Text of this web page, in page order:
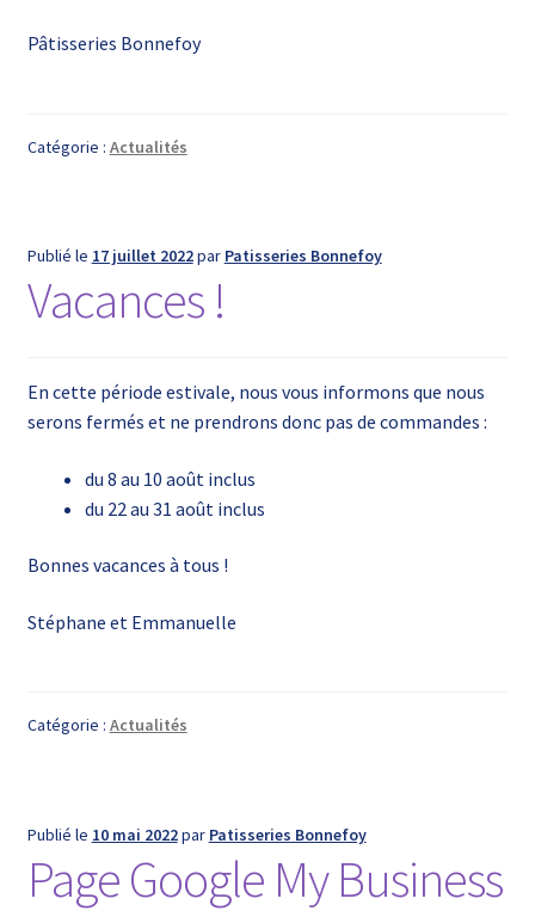
Pâtisseries Bonnefoy
Catégorie : Actualités
Publié le 17 juillet 2022par Patisseries Bonnefoy
Vacances !
En cette période estivale, nous vous informons que nous
serons fermés et ne prendrons donc pas de commandes :
du 8 au 10 août inclus
du 22 au 31 août inclus
Bonnes vacances à tous !
Stéphane et Emmanuelle
Catégorie : Actualités
Publié le 10 mai 2022par Patisseries Bonnefoy
Page Google My Business